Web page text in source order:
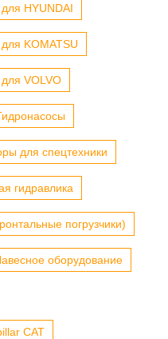
HYUNDAI
KOMATSU
VOLVO
для спецтехники
гидравлика
погрузчики)
оборудование
CAT